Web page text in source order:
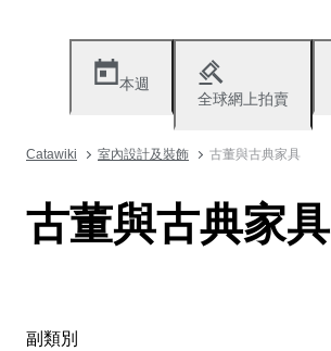
本週
全球網上拍賣
Catawiki 室內設計及裝飾 古董與古典家具
古董與古典家具
副類別